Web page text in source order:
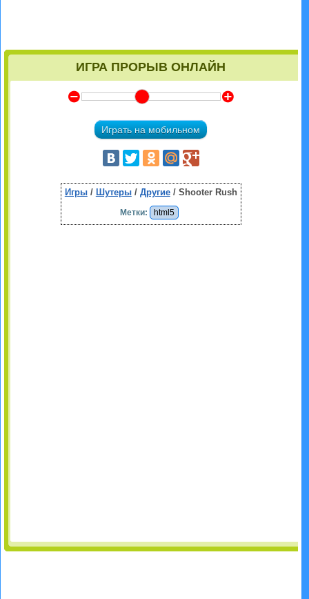
ИГРА ПРОРЫВ ОНЛАЙН
Y Z
Играть на мобильном
Игры/ Шутеры/ Другие/ Shooter Rush
Метки: html5